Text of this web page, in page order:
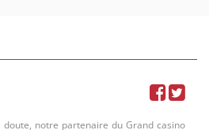
doute, notre partenaire du Grand casino